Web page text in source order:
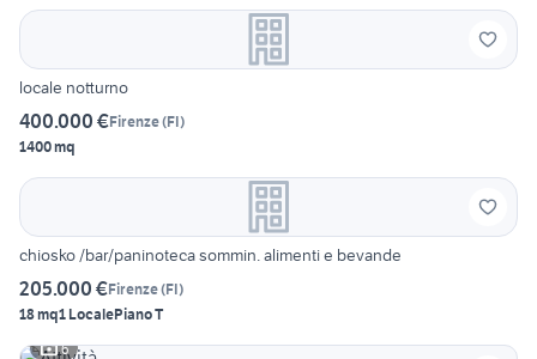
locale notturno
400.000 €Firenze(FI)
1400 mq
chiosko /bar/paninoteca sommin. alimenti e bevande
205.000 €Firenze(FI)
18 mq1 LocalePiano T
6